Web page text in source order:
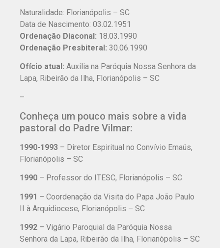
Naturalidade: Florianópolis – SC
Data de Nascimento: 03.02.1951
Ordenação Diaconal: 18.03.1990
Ordenação Presbiteral: 30.06.1990
Ofício atual: Auxilia na Paróquia Nossa Senhora da
Lapa, Ribeirão da Ilha, Florianópolis – SC
–
Conheça um pouco mais sobre a vida
pastoral do Padre Vilmar:
1990-1993 – Diretor Espiritual no Convívio Emaús,
Florianópolis – SC
1990 – Professor do ITESC, Florianópolis – SC
1991 – Coordenação da Visita do Papa João Paulo
II à Arquidiocese, Florianópolis – SC
1992 – Vigário Paroquial da Paróquia Nossa
Senhora da Lapa, Ribeirão da Ilha, Florianópolis – SC